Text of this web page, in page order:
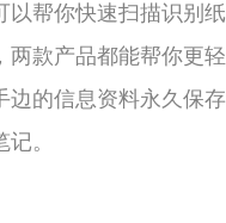
以帮你快速扫描识别纸
两款产品都能帮你更轻
边的信息资料永久保存
。